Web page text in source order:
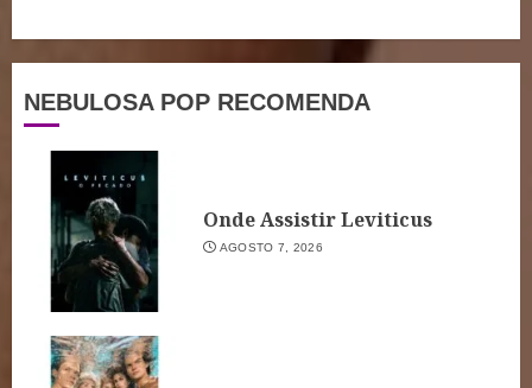
NEBULOSA POP RECOMENDA
Onde Assistir Leviticus
AGOSTO 7, 2026